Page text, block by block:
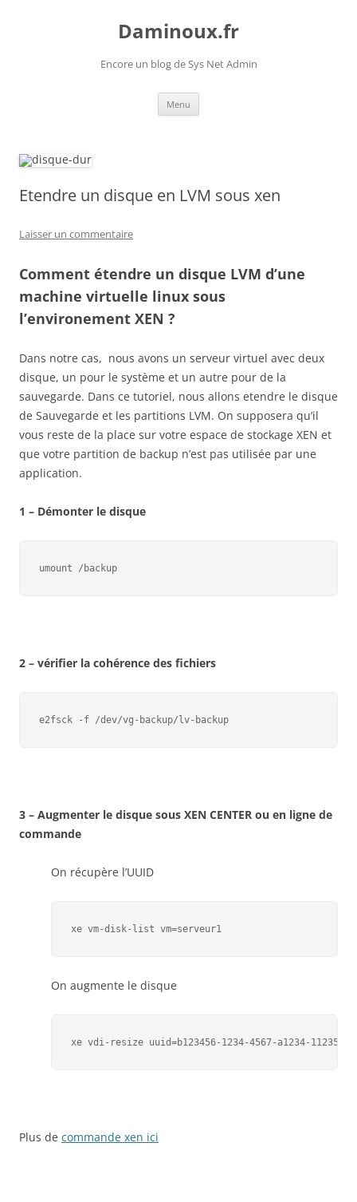
Daminoux.fr
Encore un blog de Sys Net Admin
Menu
Etendre un disque en LVM sous xen
Laisser un commentaire
Comment étendre un disque LVM d’une
machine virtuelle linux sous
l’environement XEN ?
Dans notre cas, nous avons un serveur virtuel avec deux
disque, un pour le système et un autre pour de la
sauvegarde. Dans ce tutoriel, nous allons etendre le disque
de Sauvegarde et les partitions LVM. On supposera qu’il
vous reste de la place sur votre espace de stockage XEN et
que votre partition de backup n’est pas utilisée par une
application.
1 – Démonter le disque
umount /backup
2 – vérifier la cohérence des fichiers
e2fsck -f /dev/vg-backup/lv-backup
3 – Augmenter le disque sous XEN CENTER ou en ligne de
commande
On récupère l’UUID
xe vm-disk-list vm=serveur1
On augmente le disque
Plus de commande xen ici